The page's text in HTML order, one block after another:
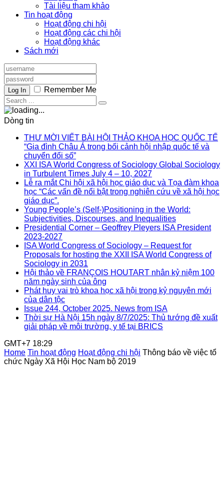
Tài liệu tham khảo
Tin hoạt động
Hoạt động chi hội
Hoạt động các chi hội
Hoạt động khác
Sách mới
Log In Remember Me
Dòng tin
THƯ MỜI VIẾT BÀI HỘI THẢO KHOA HỌC QUỐC TẾ
“Gia đình Châu Á trong bối cảnh hội nhập quốc tế và
chuyển đổi số”
XXI ISA World Congress of Sociology Global Sociology
in Turbulent Times July 4 – 10, 2027
Lễ ra mắt Chi hội xã hội học giáo dục và Tọa đàm khoa
học “Các vấn đề nổi bật trong nghiên cứu về xã hội học
giáo dục”.
Young People’s (Self-)Positioning in the World:
Subjectivities, Discourses, and Inequalities
Presidential Corner – Geoffrey Pleyers ISA President
2023-2027
ISA World Congress of Sociology – Request for
Proposals for hosting the XXII ISA World Congress of
Sociology in 2031
Hội thảo về FRANÇOIS HOUTART nhân kỷ niệm 100
năm ngày sinh của ông
Phát huy vai trò khoa học xã hội trong kỷ nguyên mới
của dân tộc
Issue 244, October 2025. News from ISA
Thời sự Hà Nội 15h ngày 8/7/2025: Thủ tướng đề xuất
giải pháp về môi trường, y tế tại BRICS
GMT+7 18:29
Home Tin hoạt động Hoạt động chi hội Thông báo về việc tổ
chức Ngày Xã Hội Học Nam bộ 2019